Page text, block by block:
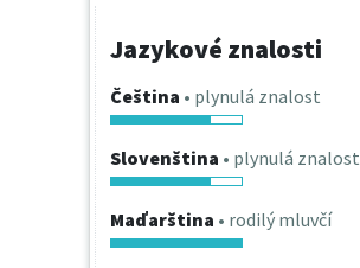
Jazykové znalosti
Čeština • plynulá znalost
Slovenština • plynulá znalost
Maďarština • rodilý mluvčí